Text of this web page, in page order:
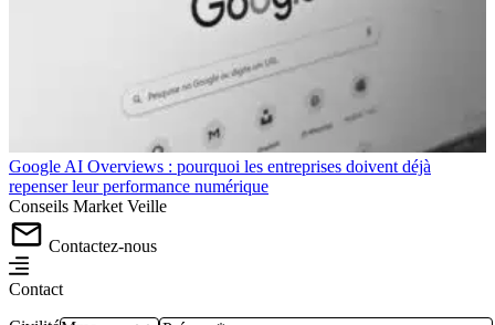
Google AI Overviews : pourquoi les entreprises doivent déjà
repenser leur performance numérique
Conseils Market Veille
Contactez-nous
Contact